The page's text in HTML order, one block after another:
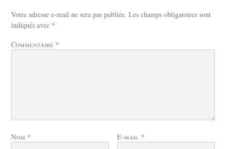
Votre adresse e-mail ne sera pas publiée. Les champs obligatoires sont
indiqués avec *
Commentaire *
Nom * E-mail *